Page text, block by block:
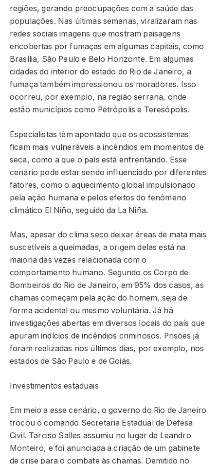
regiões, gerando preocupações com a saúde das
populações. Nas últimas semanas, viralizaram nas
redes sociais imagens que mostram paisagens
encobertas por fumaças em algumas capitais, como
Brasília, São Paulo e Belo Horizonte. Em algumas
cidades do interior do estado do Rio de Janeiro, a
fumaça também impressionou os moradores. Isso
ocorreu, por exemplo, na região serrana, onde
estão municípios como Petrópolis e Teresópolis.
Especialistas têm apontado que os ecossistemas
ficam mais vulneráveis a incêndios em momentos de
seca, como a que o país está enfrentando. Esse
cenário pode estar sendo influenciado por diferentes
fatores, como o aquecimento global impulsionado
pela ação humana e pelos efeitos do fenômeno
climático El Niño, seguido da La Niña.
Mas, apesar do clima seco deixar áreas de mata mais
suscetíveis a queimadas, a origem delas está na
maioria das vezes relacionada com o
comportamento humano. Segundo os Corpo de
Bombeiros do Rio de Janeiro, em 95% dos casos, as
chamas começam pela ação do homem, seja de
forma acidental ou mesmo voluntária. Já há
investigações abertas em diversos locais do país que
apuram indícios de incêndios criminosos. Prisões já
foram realizadas nos últimos dias, por exemplo, nos
estados de São Paulo e de Goiás.
Investimentos estaduais
Em meio a esse cenário, o governo do Rio de Janeiro
trocou o comando Secretaria Estadual de Defesa
Civil. Tarciso Salles assumiu no lugar de Leandro
Monteiro, e foi anunciada a criação de um gabinete
de crise para o combate às chamas. Demitido no